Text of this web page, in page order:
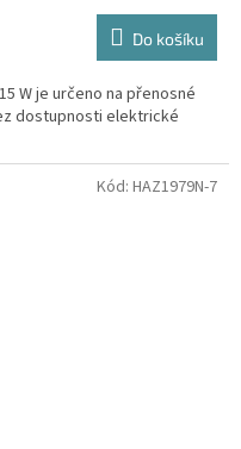
Do košíku
W je určeno na přenosné
dostupnosti elektrické
Kód: HAZ1979N-7